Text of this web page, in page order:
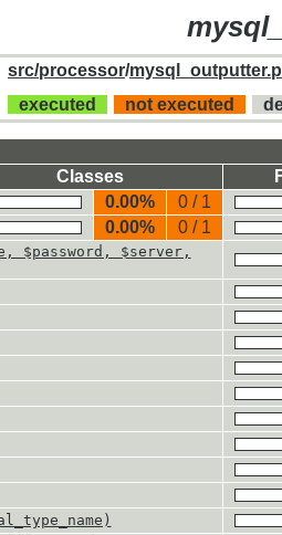
src/processor/
executed not executed
Classes
0.00% 0 / 1
0.00% 0 / 1
$password, $server,